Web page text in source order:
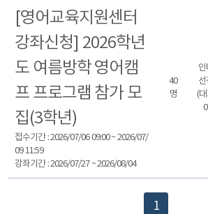
[영어교육지원센터
강좌신청] 2026학년
도 여름방학 영어캠
프 프로그램 참가 모
집(3학년)
접수기간 : 2026/07/06 09:00 ~ 2026/07/
09 11:59
강좌기간 : 2026/07/27 ~ 2026/08/04
40
명
인
선
(
1